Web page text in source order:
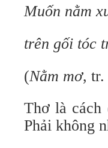
Muốn nằm
trên gối tóc
(Nằm mơ, tr.
Thơ là cách
Phải không